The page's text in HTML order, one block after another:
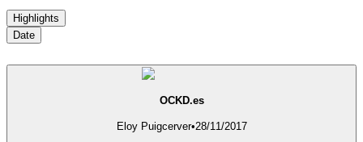
Highlights
Date
OCKD.es
Eloy Puigcerver•28/11/2017